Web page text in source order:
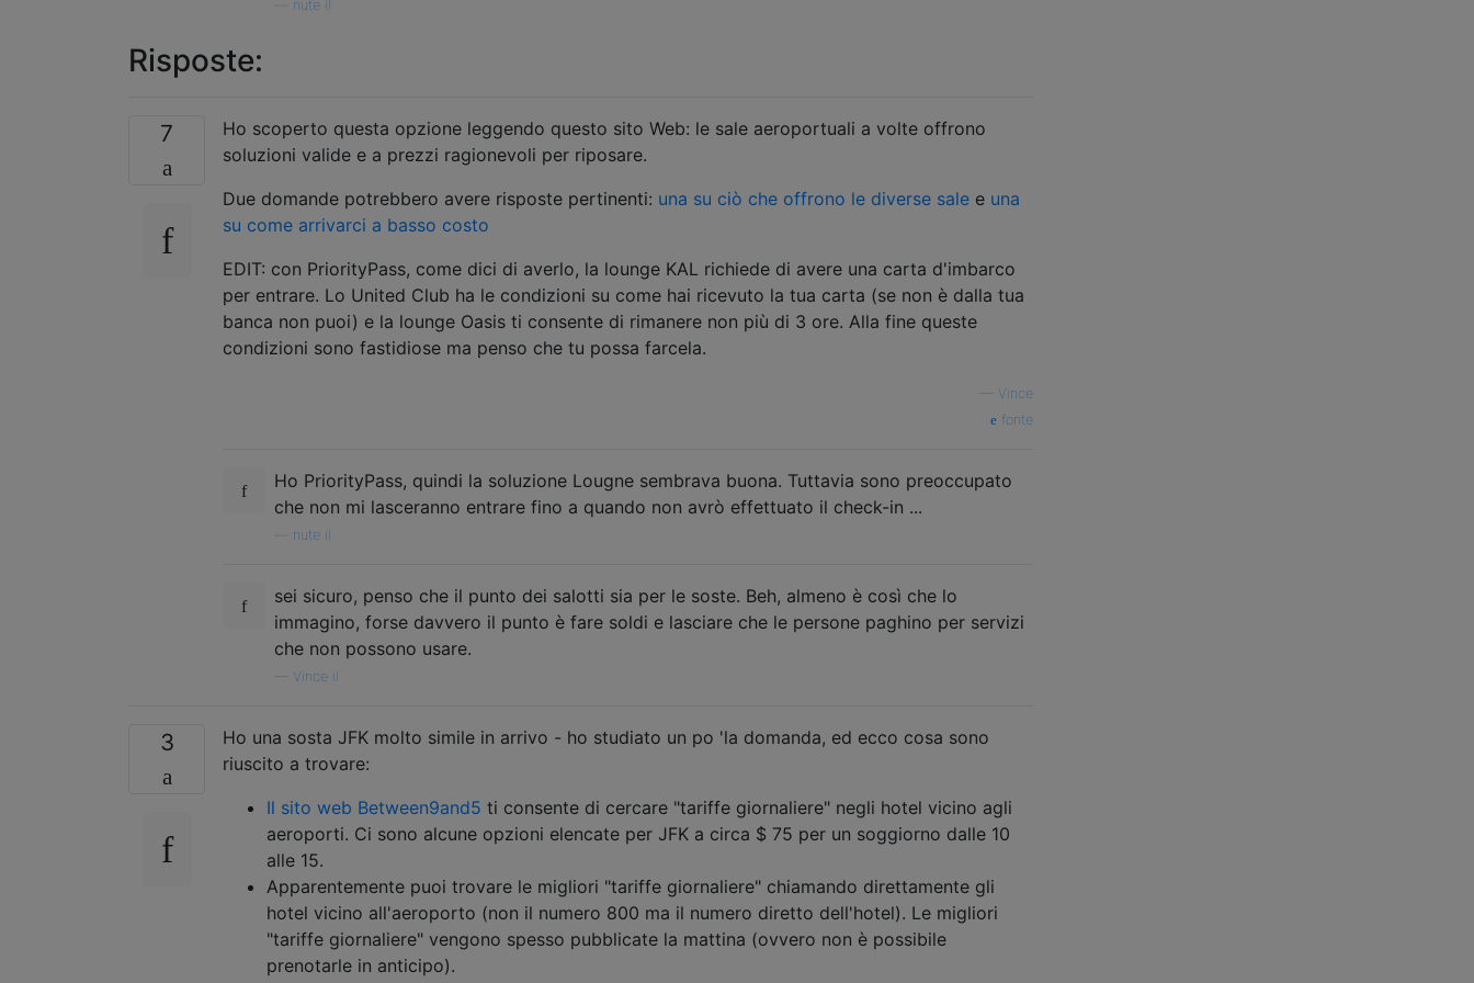
nute il
Risposte:
7
Ho scoperto questa opzione leggendo questo sito Web: le sale aeroportuali a volte offrono
soluzioni valide e a prezzi ragionevoli per riposare.
Due domande potrebbero avere risposte pertinenti: una su ciò che offrono le diverse sale e una
su come arrivarci a basso costo
EDIT: con PriorityPass, come dici di averlo, la lounge KAL richiede di avere una carta d'imbarco
per entrare. Lo United Club ha le condizioni su come hai ricevuto la tua carta (se non è dalla tua
banca non puoi) e la lounge Oasis ti consente di rimanere non più di 3 ore. Alla fine queste
condizioni sono fastidiose ma penso che tu possa farcela.
Vince
fonte
Ho PriorityPass, quindi la soluzione Lougne sembrava buona. Tuttavia sono preoccupato
che non mi lasceranno entrare fino a quando non avrò effettuato il check-in ...
nute il
sei sicuro, penso che il punto dei salotti sia per le soste. Beh, almeno è così che lo
immagino, forse davvero il punto è fare soldi e lasciare che le persone paghino per servizi
che non possono usare.
Vince il
3
Ho una sosta JFK molto simile in arrivo - ho studiato un po 'la domanda, ed ecco cosa sono
riuscito a trovare:
Il sito web Between9and5 ti consente di cercare "tariffe giornaliere" negli hotel vicino agli
aeroporti. Ci sono alcune opzioni elencate per JFK a circa $ 75 per un soggiorno dalle 10
alle 15.
Apparentemente puoi trovare le migliori "tariffe giornaliere" chiamando direttamente gli
hotel vicino all'aeroporto (non il numero 800 ma il numero diretto dell'hotel). Le migliori
"tariffe giornaliere" vengono spesso pubblicate la mattina (ovvero non è possibile
prenotarle in anticipo).